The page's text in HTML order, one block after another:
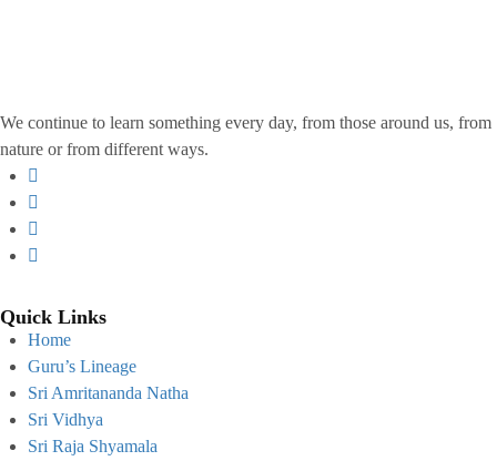
We continue to learn something every day, from those around us, from
nature or from different ways.
Quick Links
Home
Guru’s Lineage
Sri Amritananda Natha
Sri Vidhya
Sri Raja Shyamala